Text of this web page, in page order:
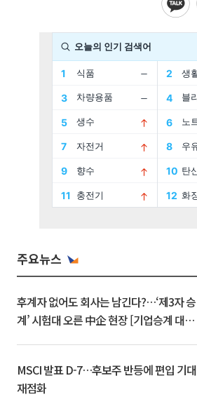
주요뉴스
후계자 없어도 회사는 남긴다?…‘제3자 승
계’ 시험대 오른 中企 현장 [기업승계 대전
MSCI 발표 D-7…후보주 반등에 편입 기대
재점화